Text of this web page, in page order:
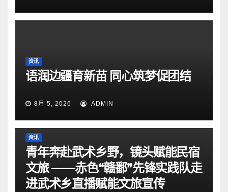
资讯
语润边疆育新苗 同心筑梦促团结
8月 5, 2026 ADMIN
资讯
青年奔赴武术乡野，镜头赋能民宿
文旅 ——赤色“赣鄱”先锋实践队走
进武术乡直播赋能文旅宣传